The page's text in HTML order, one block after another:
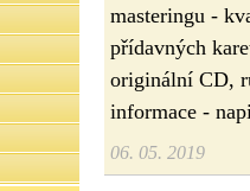
masteringu -
přídavných
originální CD,
informace -
06. 05. 2019